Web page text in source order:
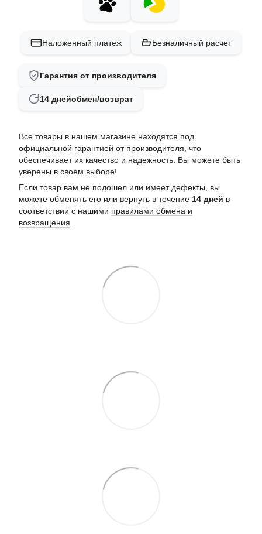
Наложенный платеж Безналичный расчет
Гарантия от производителя
14 днейобмен/возврат
Все товары в нашем магазине находятся под
официальной гарантией от производителя, что
обеспечивает их качество и надежность. Вы можете быть
уверены в своем выборе!
Если товар вам не подошел или имеет дефекты, вы
можете обменять его или вернуть в течение 14 дней в
соответствии с нашими правилами обмена и
возвращения